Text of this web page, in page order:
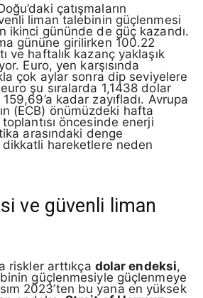
çatışmaların
liman talebinin güçlenmesi
ikinci gününde de güç kazandı.
gününe girilirken 100.22
ve haftalık kazanç yaklaşık
Euro, yen karşısında
çok aylar sonra dip seviyelere
şu sıralarda 1,1438 dolar
kadar zayıfladı. Avrupa
(ECB) önümüzdeki hafta
öncesinde enerji
arasındaki denge
hareketlere neden
ve güvenli liman
riskler arttıkça dolar endeksi,
güçlenmesiyle güçlenmeye
2023’ten bu yana en yüksek